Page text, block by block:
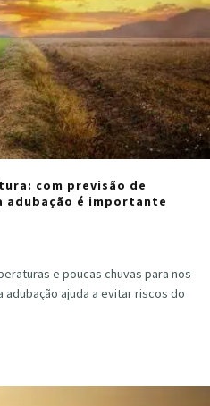
com previsão de
adubação é importante
e poucas chuvas para nos
ajuda a evitar riscos do